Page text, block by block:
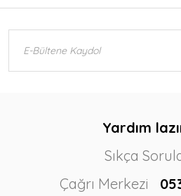
Yardım
Sıkça
Çağrı Merkezi